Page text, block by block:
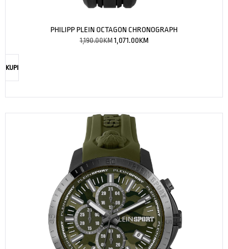
PHILIPP PLEIN OCTAGON CHRONOGRAPH
1,190.00KM 1,071.00KM
KUPI